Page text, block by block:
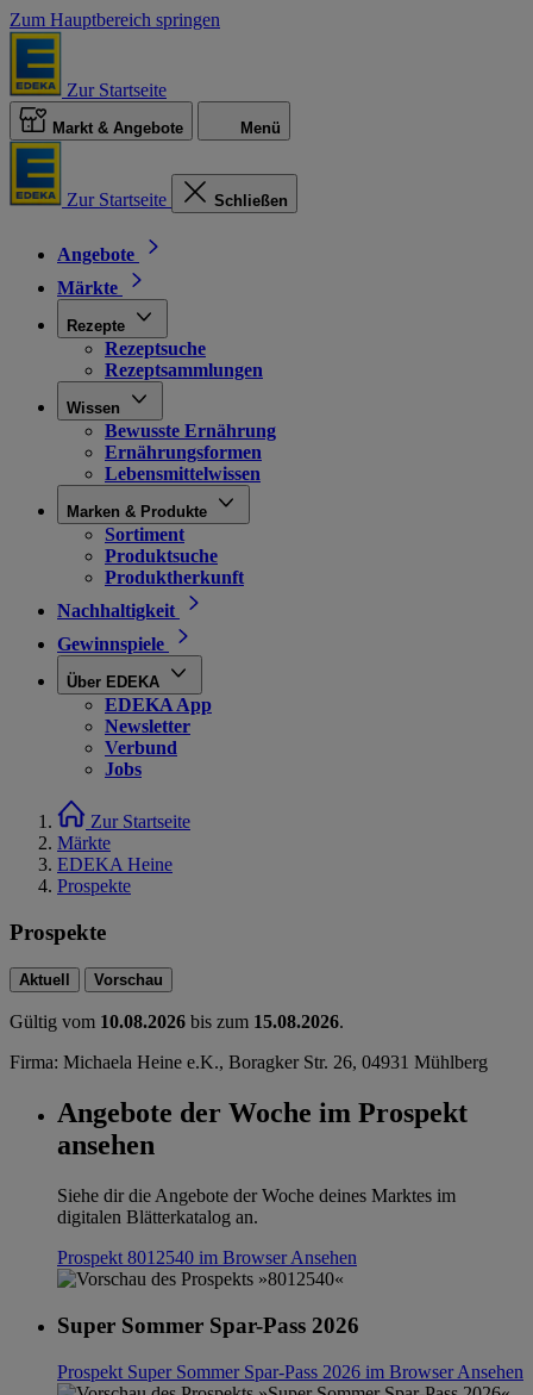
Zum Hauptbereich springen
Zur Startseite
Markt & Angebote Menü
Zur Startseite Schließen
Angebote
Märkte
Rezepte
Rezeptsuche
Rezeptsammlungen
Wissen
Bewusste Ernährung
Ernährungsformen
Lebensmittelwissen
Marken & Produkte
Sortiment
Produktsuche
Produktherkunft
Nachhaltigkeit
Gewinnspiele
Über EDEKA
EDEKA App
Newsletter
Verbund
Jobs
Zur Startseite
Märkte
EDEKA Heine
Prospekte
Prospekte
Aktuell Vorschau
Gültig vom 10.08.2026 bis zum 15.08.2026.
Firma: Michaela Heine e.K., Boragker Str. 26, 04931 Mühlberg
Angebote der Woche im Prospekt
ansehen
Siehe dir die Angebote der Woche deines Marktes im
digitalen Blätterkatalog an.
Prospekt 8012540 im BrowserAnsehen
Super Sommer Spar-Pass 2026
Prospekt Super Sommer Spar-Pass 2026 im BrowserAnsehen